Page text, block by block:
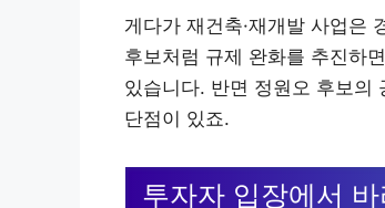
게다가 재건축·재개발 사업은
후보처럼 규제 완화를 추진하
있습니다. 반면 정원오 후보의
단점이 있죠.
투자자 입장에서